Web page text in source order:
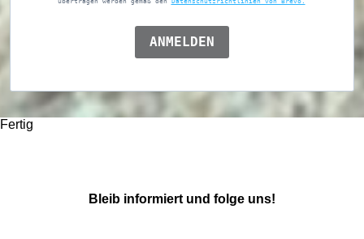
übertragen werden gemäß den
Datenschutzrichtlinien von Brevo.
ANMELDEN
Fertig
Bleib informiert und folge uns!